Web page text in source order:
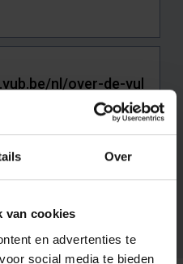
Over
van cookies
en advertenties te
social media te bieden
pagina waar je de fout zag.